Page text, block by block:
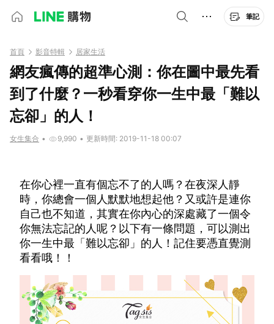
筆記
首頁 影音特輯 居家生活
網友瘋傳的超準心測：你在圖中最先看
到了什麼？一秒看穿你一生中最「難以
忘卻」的人！
女生集合 • 9,990 • 更新時間: 2019-11-18 00:07
在你心裡一直有個忘不了的人嗎？在夜深人靜
時，你總會一個人默默地想起他？又或許是連你
自己也不知道，其實在你內心的深處藏了一個令
你無法忘記的人呢？以下有一條問題，可以測出
你一生中最「難以忘卻」的人！記住要憑直覺測
看看哦！！